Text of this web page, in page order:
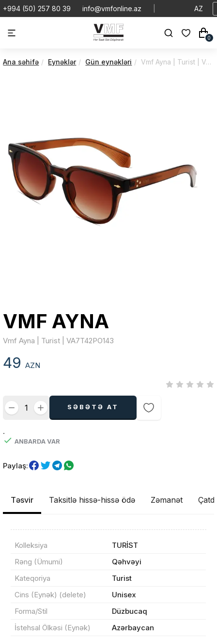
+994 (50) 257 80 39 info@vmfonline.az AZ
0
Ana səhifə Eynəklər Gün eynəkləri Vmf Ayna | Turi̇st | VA7T42PO143
VMF AYNA
Vmf Ayna | Turi̇st | VA7T42PO143
49AZN
SƏBƏTƏ AT
.
ANBARDA VAR
Paylaş:
Təsvir Taksitlə hissə-hissə ödə Zəmanət
Kolleksiya
TURİST
Rəng (Ümumi)
Qəhvəyi
Kateqoriya
Turist
Cins (Eynək) (delete)
Unisex
Forma/Stil
Düzbucaq
İstehsal Ölkəsi (Eynək)
Azərbaycan
Məhsul(lar) səbətə əlavə edildi
Sifarişin detalları
Məhsul toplam(0)